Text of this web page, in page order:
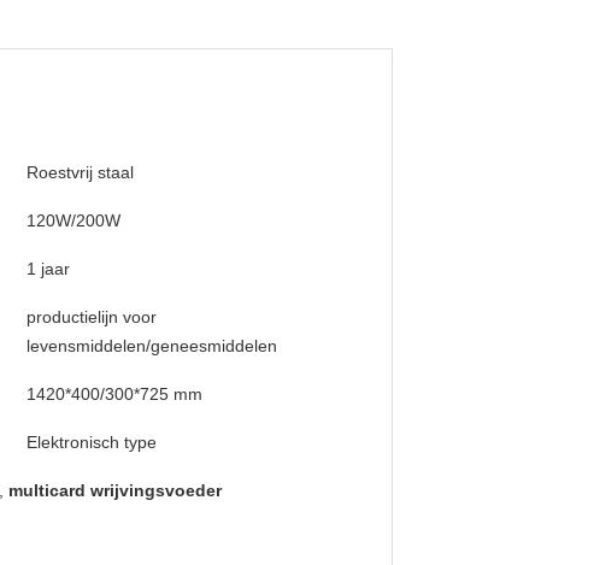
Roestvrij staal
120W/200W
1 jaar
productielijn voor
levensmiddelen/geneesmiddelen
1420*400/300*725 mm
Elektronisch type
multicard wrijvingsvoeder